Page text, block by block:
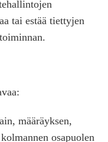
tai estää tiettyjen
määräyksen,
osapuolen